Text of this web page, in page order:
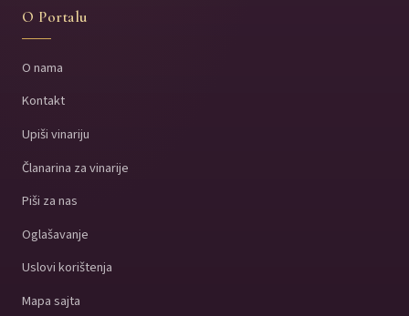
O Portalu
O nama
Kontakt
Upiši vinariju
Članarina za vinarije
Piši za nas
Oglašavanje
Uslovi korištenja
Mapa sajta